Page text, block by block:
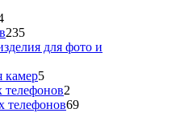
4
товара
235235
товаров
для фото и
камер55
товаров
телефонов2
товара
телефонов6969